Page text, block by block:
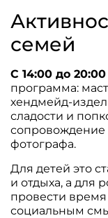
семей
С 14:00 до 20:00
программа:
хендмейд-
сладости и
сопровождение
фотографа.
Для детей это
и отдыха, а для
провести
социальным